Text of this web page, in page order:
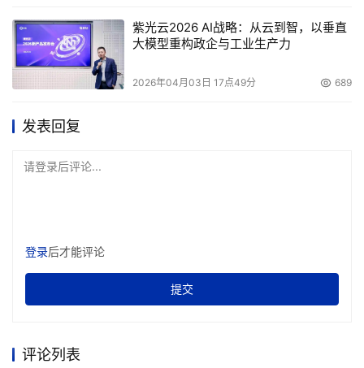
紫光云2026 AI战略：从云到智，以垂直
大模型重构政企与工业生产力
2026年04月03日 17点49分 689
发表回复
请登录后评论...
登录后才能评论
提交
评论列表